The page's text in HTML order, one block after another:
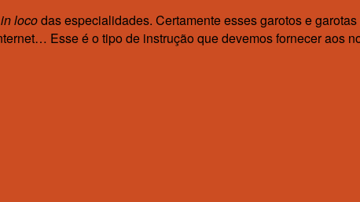
in locodas especialidades. Certamente esses garotos e
Esse é o tipo de instrução que devemos fornecer aos